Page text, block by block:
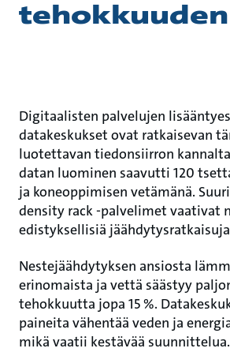
tehokkuuden
Digitaalisten palvelujen
datakeskukset ovat ratkaisevan
luotettavan tiedonsiirron
datan luominen saavutti 120
ja koneoppimisen vetämänä.
density rack ‑palvelimet vaativat
edistyksellisiä
Nestejäähdytyksen ansiosta
erinomaista ja vettä säästyy
tehokkuutta jopa 15 %.
paineita vähentää veden ja
mikä vaatii kestävää suunnittelua.